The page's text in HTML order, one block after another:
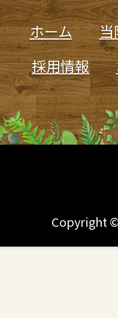
ホーム 当
採用情報
Copyright